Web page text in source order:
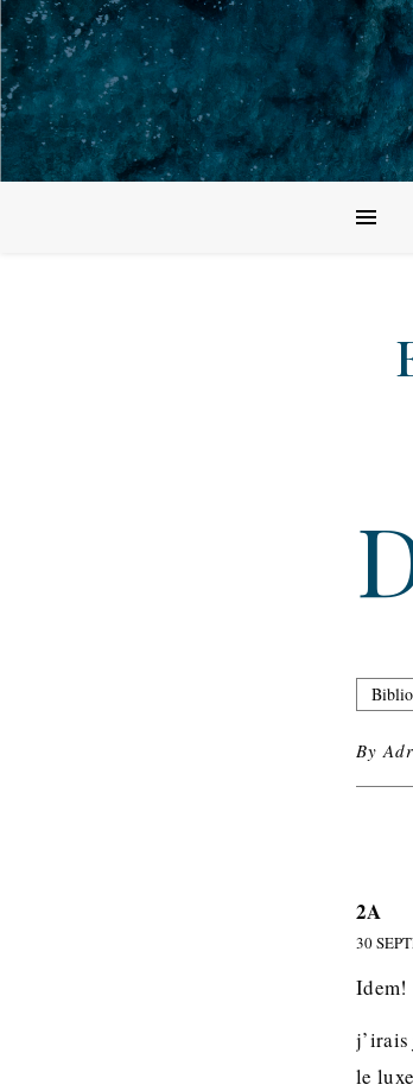
By
2A
30
Idem!
j’irais
le